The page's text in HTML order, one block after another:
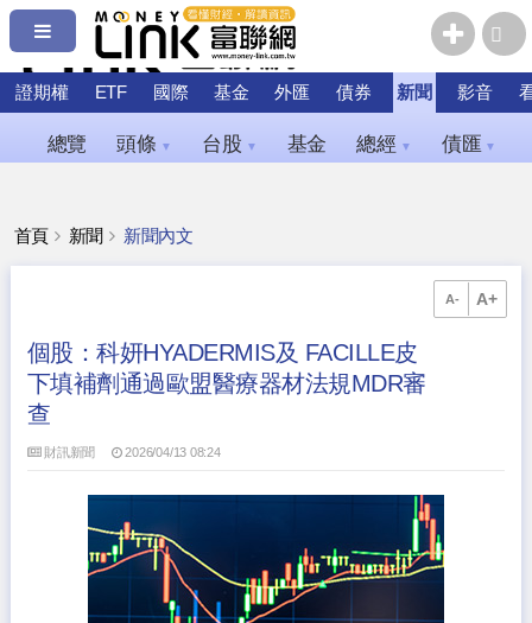
證期權 ETF 國際 基金 外匯 債券 新聞 影音
總覽 頭條 ▼ 台股 ▼ 基金 總經 ▼ 債匯 ▼
首頁 新聞 新聞內文
A- A+
個股：科妍HYADERMIS及 FACILLE皮
下填補劑通過歐盟醫療器材法規MDR審
查
財訊新聞 2026/04/13 08:24